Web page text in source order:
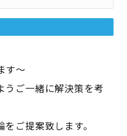
す～
うご一緒に解決策を考
ご提案致します。